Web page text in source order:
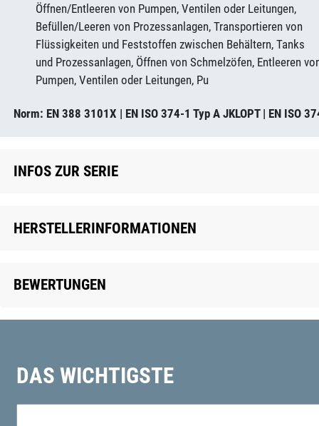
Öffnen/Entleeren von Pumpen, Ventilen oder Leitungen,
Befüllen/Leeren von Prozessanlagen, Transportieren von
Flüssigkeiten und Feststoffen zwischen Behältern, Tanks
und Prozessanlagen, Öffnen von Schmelzöfen, Entleeren
Pumpen, Ventilen oder Leitungen, Pu
Norm: EN 388 3101X | EN ISO 374-1 Typ A JKLOPT | EN ISO
INFOS ZUR SERIE
HERSTELLERINFORMATIONEN
BEWERTUNGEN
DAS WICHTIGSTE